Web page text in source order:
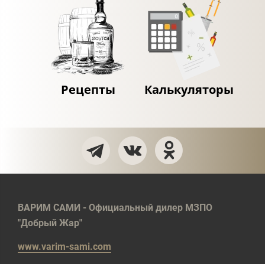
Рецепты Калькуляторы
ВАРИМ САМИ - Официальный дилер МЗПО
"Добрый Жар"
www.varim-sami.com